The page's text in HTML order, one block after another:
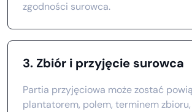
zgodności surowca.
3. Zbiór i przyjęcie surowca
Partia przyjęciowa może zostać
plantatorem, polem, terminem zbioru,